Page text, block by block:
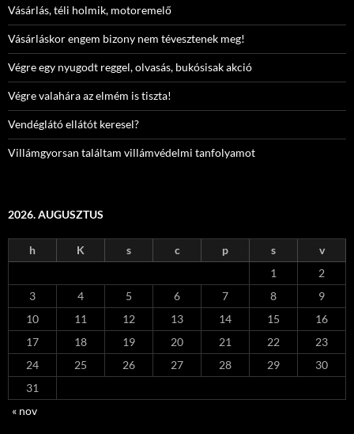
Vásárlás, téli holmik, motoremelő
Vásárláskor engem bizony nem tévesztenek meg!
Végre egy nyugodt reggel, olvasás, bukósisak akció
Végre valahára az elmém is tiszta!
Vendéglátó ellátót keresel?
Villámgyorsan találtam villámvédelmi tanfolyamot
2026. AUGUSZTUS
h K s c p s
v
1
2
3
4 5 6 7 8
9
10
11 12 13 14 15
16
17
18 19 20 21 22
23
24
25 26 27 28 29
30
31
« nov